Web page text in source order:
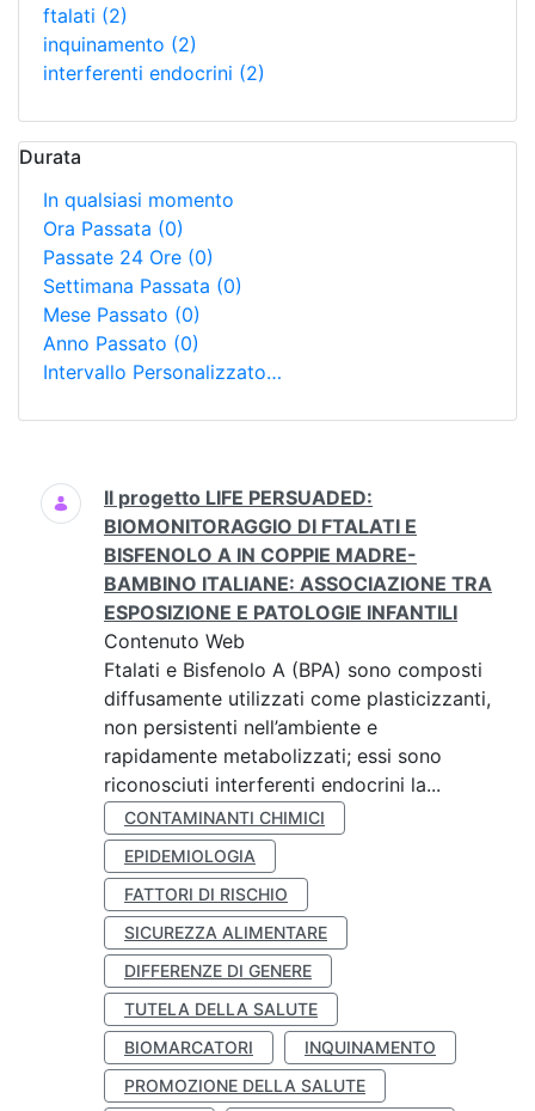
ftalati (2)
inquinamento (2)
interferenti endocrini (2)
Durata
In qualsiasi momento
Ora Passata (0)
Passate 24 Ore (0)
Settimana Passata (0)
Mese Passato (0)
Anno Passato (0)
Intervallo Personalizzato…
Ricerca
Il progetto LIFE PERSUADED:
BIOMONITORAGGIO DI FTALATI E
BISFENOLO A IN COPPIE MADRE-
BAMBINO ITALIANE: ASSOCIAZIONE TRA
ESPOSIZIONE E PATOLOGIE INFANTILI
Contenuto Web
Ftalati e Bisfenolo A (BPA) sono composti
diffusamente utilizzati come plasticizzanti,
non persistenti nell’ambiente e
rapidamente metabolizzati; essi sono
riconosciuti interferenti endocrini la...
CONTAMINANTI CHIMICI
EPIDEMIOLOGIA
FATTORI DI RISCHIO
SICUREZZA ALIMENTARE
DIFFERENZE DI GENERE
TUTELA DELLA SALUTE
BIOMARCATORI
INQUINAMENTO
PROMOZIONE DELLA SALUTE